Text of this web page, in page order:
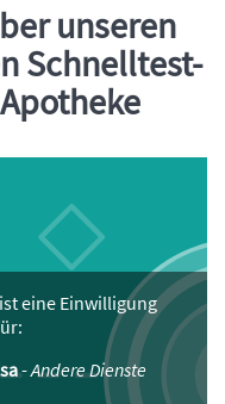
unseren
Schnelltest-
eine Einwilligung
-Andere Dienste